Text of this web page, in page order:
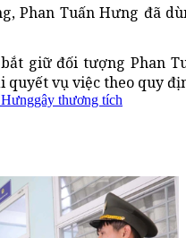
Phan Tuấn Hưng đã
giữ đối tượng Phan
quyết vụ việc theo quy
Hưnggây thương tích